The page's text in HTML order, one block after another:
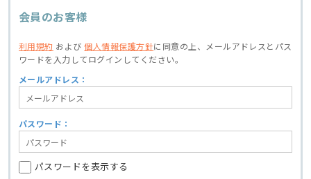
会員のお客様
利用規約 および個人情報保護方針に同意の上、
メールアドレスとパス
ワードを入力してログインしてください。
メールアドレス：
パスワード：
パスワードを表示する